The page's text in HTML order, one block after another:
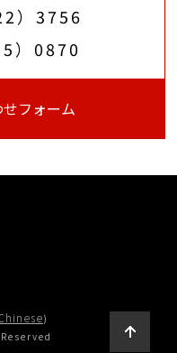
NR）
承
）3756
）0870
フォーム
)